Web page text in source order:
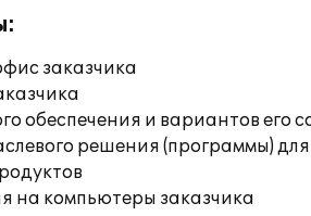
заказчика
обеспечения и вариантов его
решения (программы)
на компьютеры заказчика